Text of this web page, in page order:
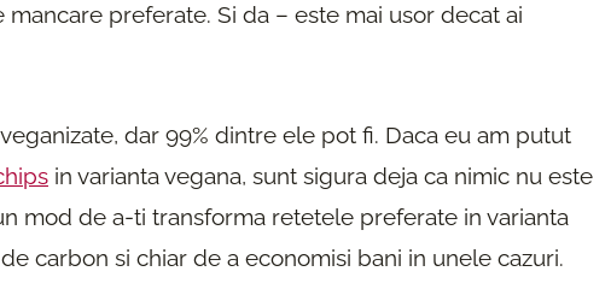
preferate. Si da – este mai usor decat ai
dar 99% dintre ele pot fi. Daca eu am putut
in varianta vegana, sunt sigura deja ca nimic nu este
mod de a-ti transforma retetele preferate in varianta
carbon si chiar de a economisi bani in unele cazuri.